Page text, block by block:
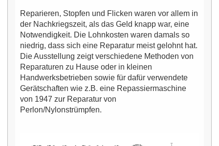
Reparieren, Stopfen und Flicken waren vor allem in
der Nachkriegszeit, als das Geld knapp war, eine
Notwendigkeit. Die Lohnkosten waren damals so
niedrig, dass sich eine Reparatur meist gelohnt hat.
Die Ausstellung zeigt verschiedene Methoden von
Reparaturen zu Hause oder in kleinen
Handwerksbetrieben sowie für dafür verwendete
Gerätschaften wie z.B. eine Repassiermaschine
von 1947 zur Reparatur von
Perlon/Nylonstrümpfen.